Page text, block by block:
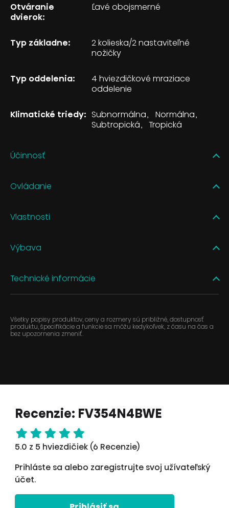
Otváranie
dvierok:
Ľavé obojsmerné
Typ základne:
2 kolieska/2 nastaviteľné
nožičky
Typ oddelenia:
4 hviezdičkové mraziace
oddelenie
Klimatické triedy: Subnormálna
Normálna
Subtropická Tropická
Účinnosť
Ovládanie
Vlastnosti
Výbava
Technické informácie
Všetky popisy produktov, ceny a rozmery sú približné, dostupnosť
produktu, špecifikácie a funkcie sa môžu kedykoľvek, z času na čas a
bez upozornenia zmeniť.
Recenzie: FV354N4BWE
5.0 z 5 hviezdičiek (6 Recenzie)
Prihláste sa alebo zaregistrujte svoj užívateľský
účet.